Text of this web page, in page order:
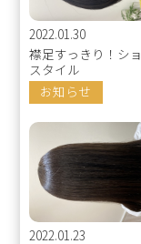
2022.01.30
襟足すっきり！シ
スタイル
お知らせ
2022.01.23